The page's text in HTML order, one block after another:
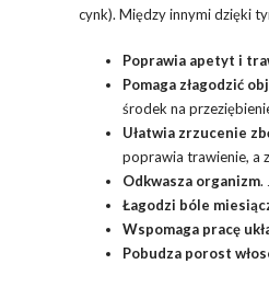
cynk). Między innymi dzięki
Poprawia apetyt i
Pomaga złagodzić
środek na
Ułatwia zrzucenie
poprawia trawienie, a
Odkwasza organizm.
Łagodzi bóle
Wspomaga pracę
Pobudza porost